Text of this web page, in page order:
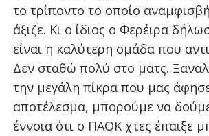
το τρίποντο το οποίο
άξιζε. Κι ο ίδιος ο Φερέιρα
είναι η καλύτερη ομάδα που
Δεν σταθώ πολύ στο ματς.
την μεγάλη πίκρα που μας
αποτέλεσμα, μπορούμε να
έννοια ότι ο ΠΑΟΚ χτες έπαιξε